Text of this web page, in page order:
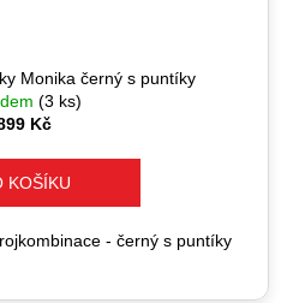
Monika černý s puntíky
(3 ks)
Kč
KOŠÍKU
- černý s puntíky